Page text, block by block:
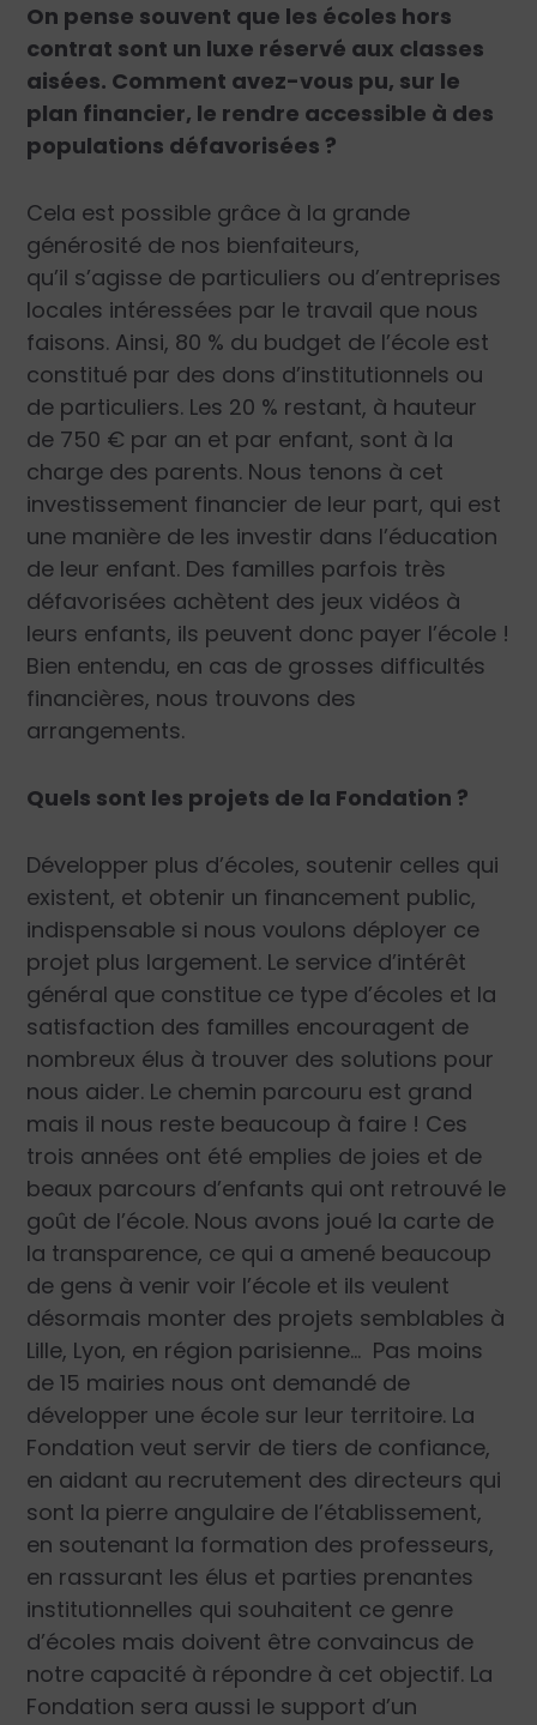
On pense souvent que les écoles hors
contrat sont un luxe réservé aux classes
aisées. Comment avez-vous pu, sur le
plan financier, le rendre accessible à des
populations défavorisées ?
Cela est possible grâce à la grande
générosité de nos bienfaiteurs,
qu’il s’agisse de particuliers ou d’entreprises
locales intéressées par le travail que nous
faisons. Ainsi, 80 % du budget de l’école est
constitué par des dons d’institutionnels ou
de particuliers. Les 20 % restant, à hauteur
de 750 € par an et par enfant, sont à la
charge des parents. Nous tenons à cet
investissement financier de leur part, qui est
une manière de les investir dans l’éducation
de leur enfant. Des familles parfois très
défavorisées achètent des jeux vidéos à
leurs enfants, ils peuvent donc payer l’école !
Bien entendu, en cas de grosses difficultés
financières, nous trouvons des
arrangements.
Quels sont les projets de la Fondation ?
Développer plus d’écoles, soutenir celles qui
existent, et obtenir un financement public,
indispensable si nous voulons déployer ce
projet plus largement. Le service d’intérêt
général que constitue ce type d’écoles et la
satisfaction des familles encouragent de
nombreux élus à trouver des solutions pour
nous aider. Le chemin parcouru est grand
mais il nous reste beaucoup à faire ! Ces
trois années ont été emplies de joies et de
beaux parcours d’enfants qui ont retrouvé le
goût de l’école. Nous avons joué la carte de
la transparence, ce qui a amené beaucoup
de gens à venir voir l’école et ils veulent
désormais monter des projets semblables à
Lille, Lyon, en région parisienne… Pas moins
de 15 mairies nous ont demandé de
développer une école sur leur territoire. La
Fondation veut servir de tiers de confiance,
en aidant au recrutement des directeurs qui
sont la pierre angulaire de l’établissement,
en soutenant la formation des professeurs,
en rassurant les élus et parties prenantes
institutionnelles qui souhaitent ce genre
d’écoles mais doivent être convaincus de
notre capacité à répondre à cet objectif. La
Fondation sera aussi le support d’un